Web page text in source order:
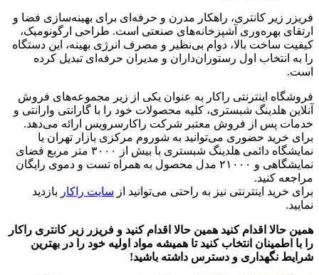
فریزر زیر کانتری، راهکار مدرن و حرفه‌ای برای بهینه‌سازی فضا و
ارتقای بهره‌وری آشپزخانه‌های صنعتی است. طراحی ارگونومیک،
کیفیت ساخت بالا، دوام بی‌نظیر و مصرف انرژی بهینه، این دستگاه
را به انتخاب اول رستوران‌داران و مدیران حرفه‌ای تبدیل کرده
است.
فروشگاه اینترنتی راکار به عنوان یکی از زیر مجموعه‌های فروش
آنلاین هلدینگ شبستری، کلیه محصولات خود را با گارانتی وارانتی و
خدمات پس از فروش معتبر شرکت راکارسرویس ارائه می‌دهد.
برای خرید حضوری می‌توانید به شوروم مرکزی بازار تهران یا
نمایشگاه دائمی هلدینگ شبستری با بیش از ۳۰۰۰ متر مربع فضای
نمایشگاهی و ۲۱۰۰۰ مدل محصول به همراه تست و دموی رایگان
مراجعه کنید.
برای خرید اینترنتی نیز به راحتی می‌توانید از سایت راکار بازدید
نمایید.
همین حالا اقدام کنید همین حالا اقدام کنید و فریزر زیر کانتری راکار
را با اطمینان انتخاب کنید تا همیشه مواد اولیه خود را در بهترین
شرایط نگهداری و دسترس داشته باشید!